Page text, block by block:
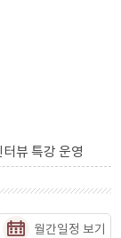
뷰 특강 운영
월간일정 보기